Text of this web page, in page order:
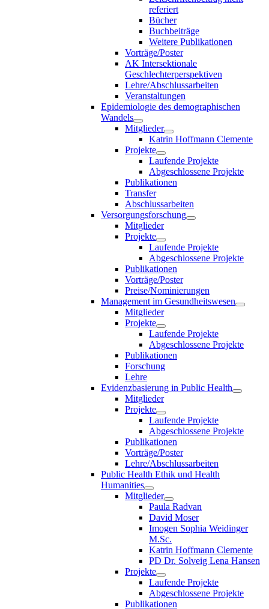
referiert
Bücher
Buchbeiträge
Weitere Publikationen
Vorträge/Poster
AK Intersektionale
Geschlechterperspektiven
Lehre/Abschlussarbeiten
Veranstaltungen
Epidemiologie des demographischen
Wandels
Mitglieder
Katrin Hoffmann Clemente
Projekte
Laufende Projekte
Abgeschlossene Projekte
Publikationen
Transfer
Abschlussarbeiten
Versorgungsforschung
Mitglieder
Projekte
Laufende Projekte
Abgeschlossene Projekte
Publikationen
Vorträge/Poster
Preise/Nominierungen
Management im Gesundheitswesen
Mitglieder
Projekte
Laufende Projekte
Abgeschlossene Projekte
Publikationen
Forschung
Lehre
Evidenzbasierung in Public Health
Mitglieder
Projekte
Laufende Projekte
Abgeschlossene Projekte
Publikationen
Vorträge/Poster
Lehre/Abschlussarbeiten
Public Health Ethik und Health
Humanities
Mitglieder
Paula Radvan
David Moser
Imogen Sophia Weidinger
M.Sc.
Katrin Hoffmann Clemente
PD Dr. Solveig Lena Hansen
Projekte
Laufende Projekte
Abgeschlossene Projekte
Publikationen